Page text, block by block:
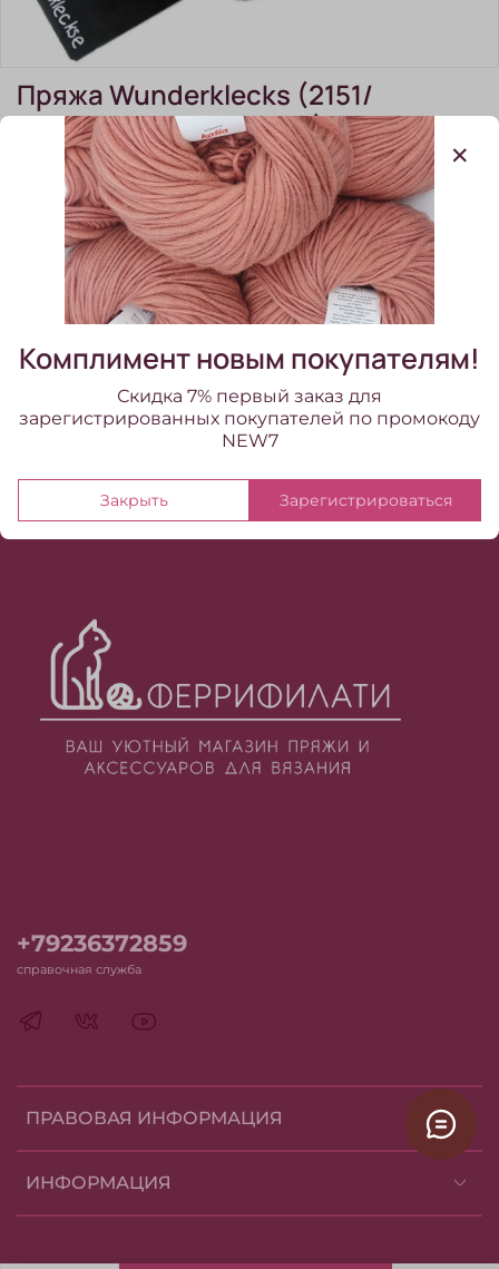
(0)
В наличии: 5 шт
Пряжа Wunderklecks (2151/
Молоко, изюм, фундук),
420м/100гр
2 690.00 ₽
ПРАВОВАЯ ИНФОРМАЦИЯ
ИНФОРМАЦИЯ
+79236372859
справочная служба
Комплимент новым покупателям!
Скидка 7% первый заказ для
зарегистрированных покупателей по промокоду
NEW7
Закрыть Зарегистрироваться